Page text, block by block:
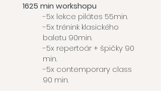
1625 min workshopu
-5x lekce pilátes 55min.
-5x trénink klasického
baletu 90min.
-5x repertoár + špičky 90
min.
-5x contemporary class
90 min.